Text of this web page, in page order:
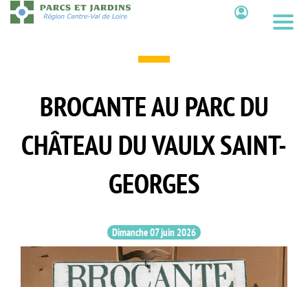
Aller
au
BROCANTE AU PARC DU
CHÂTEAU DU VAULX SAINT-
GEORGES
Dimanche 07 juin 2026